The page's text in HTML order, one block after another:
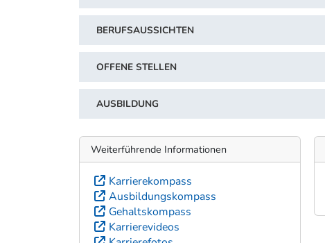
BERUFSAUSSICHTEN
OFFENE STELLEN
AUSBILDUNG
Weiterführende Informationen
Karrierekompass
Ausbildungskompass
Gehaltskompass
Karrierevideos